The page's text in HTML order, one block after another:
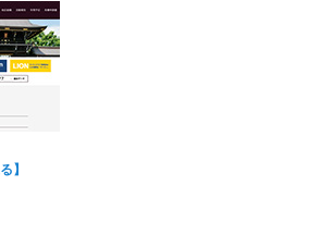
】